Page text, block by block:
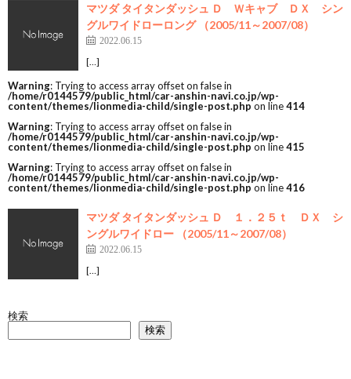
マツダ タイタンダッシュ Ｄ Ｗキャブ ＤＸ シン
グルワイドローロング （2005/11～2007/08）
2022.06.15
[…]
Warning: Trying to access array offset on false in
/home/r0144579/public_html/car-anshin-navi.co.jp/wp-
content/themes/lionmedia-child/single-post.php on line414
Warning: Trying to access array offset on false in
/home/r0144579/public_html/car-anshin-navi.co.jp/wp-
content/themes/lionmedia-child/single-post.php on line415
Warning: Trying to access array offset on false in
/home/r0144579/public_html/car-anshin-navi.co.jp/wp-
content/themes/lionmedia-child/single-post.php on line416
マツダ タイタンダッシュ Ｄ １．２５ｔ ＤＸ シ
ングルワイドロー （2005/11～2007/08）
2022.06.15
[…]
検索
検索